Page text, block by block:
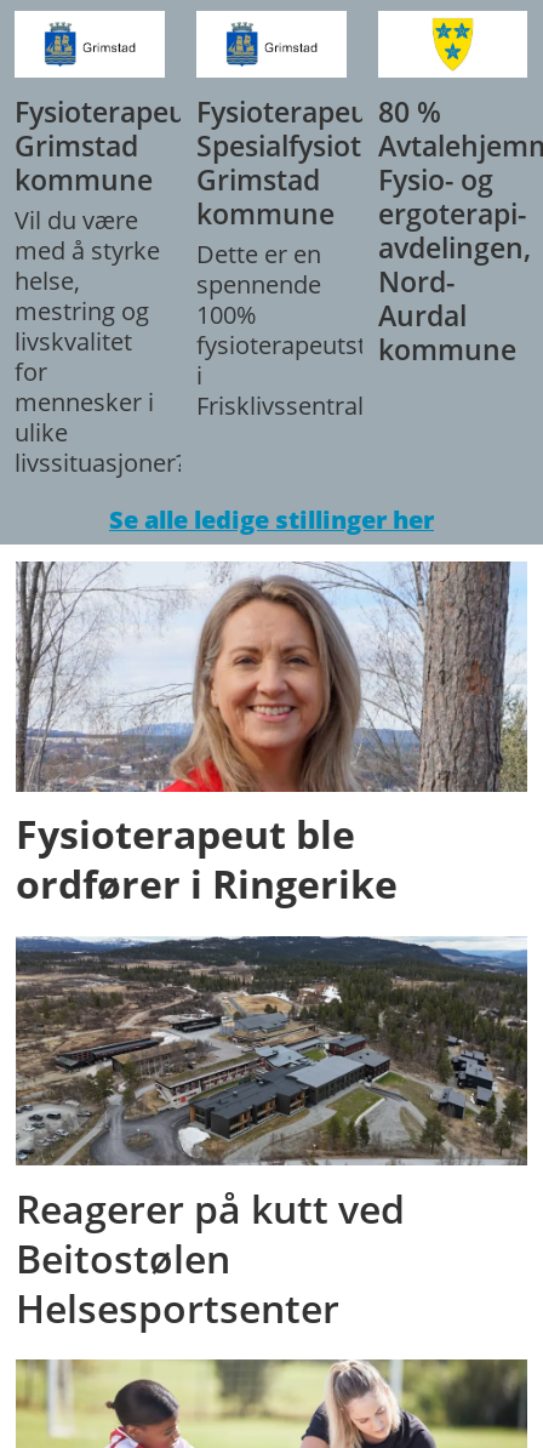
Fysioterapeut,
Grimstad
kommune
Vil du være
med å styrke
helse,
mestring og
livskvalitet
for
mennesker i
ulike
livssituasjoner?
Fysioterapeut/
Spesialfysioterapeut,
Grimstad
kommune
Dette er en
spennende
100%
fysioterapeutstilling
i
Frisklivssentralen.
80 %
Fysio- og
ergoterapi-
avdelingen,
Nord-
Aurdal
kommune
Se alle ledige stillinger her
Fysioterapeut ble
ordfører i Ringerike
Reagerer på kutt ved
Beitostølen
Helsesportsenter